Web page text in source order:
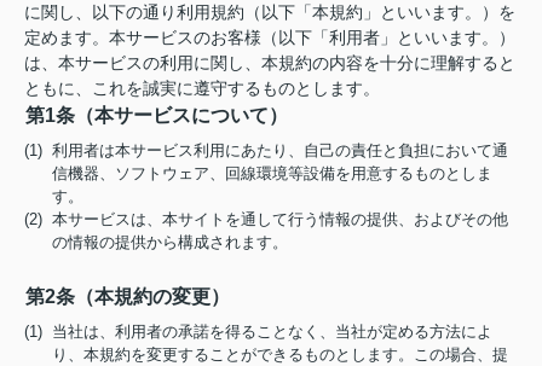
に関し、以下の通り利用規約（以下「本規約」といいます。）を
定めます。本サービスのお客様（以下「利用者」といいます。）
は、本サービスの利用に関し、本規約の内容を十分に理解すると
ともに、これを誠実に遵守するものとします。
第1条（本サービスについて）
(1) 利用者は本サービス利用にあたり、自己の責任と負担において通
信機器、ソフトウェア、回線環境等設備を用意するものとしま
す。
(2) 本サービスは、本サイトを通して行う情報の提供、およびその他
の情報の提供から構成されます。
第2条（本規約の変更）
(1) 当社は、利用者の承諾を得ることなく、当社が定める方法によ
り、本規約を変更することができるものとします。この場合、提